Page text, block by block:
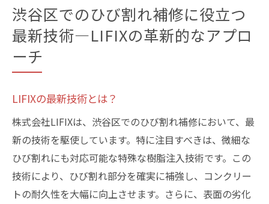
渋谷区でのひび割れ補修に役立つ
最新技術—LIFIXの革新的なアプロ
ーチ
LIFIXの最新技術とは？
株式会社LIFIXは、渋谷区でのひび割れ補修において、最
新の技術を駆使しています。特に注目すべきは、微細な
ひび割れにも対応可能な特殊な樹脂注入技術です。この
技術により、ひび割れ部分を確実に補強し、コンクリー
トの耐久性を大幅に向上させます。さらに、表面の劣化